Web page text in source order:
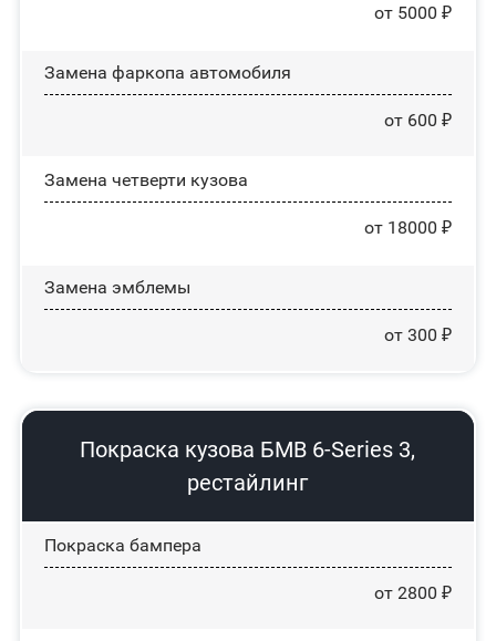
от 5000 ₽
Замена фаркопа автомобиля
от 600 ₽
Замена четверти кузова
от 18000 ₽
Замена эмблемы
от 300 ₽
Покраска кузова БМВ 6-Series 3,
рестайлинг
Покраска бампера
от 2800 ₽